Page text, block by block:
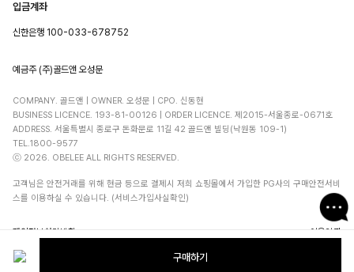
구매하기
입금계좌
신한은행 100-033-678752
예금주 (주)골드앤 오성문
COMPANY. 골드앤 | OWNER. 오성문 | CPO. 신동현
BUSINESS LICENCE. 193-81-00126 | ORDER LICENCE. 제2015-서울종로-0671호
ADDRESS. 서울특별시 종로구 돈화문로 11길 42 골드앤 빌딩(낙원동 109-1)
TEL.1800-9577
ⓒ 2026. OBELEE ALL RIGHTS RESERVED.
고객님은 안전거래를 위해 현금 등으로 결제시 저희 쇼핑몰에서 가입한 PG사의 구매안전서비
스를 이용하실 수 있습니다. (서비스가입사실확인)
개인정보처리방침 이용약관